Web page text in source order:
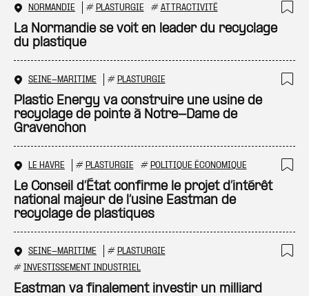
NORMANDIE # PLASTURGIE # ATTRACTIVITÉ
La Normandie se voit en leader du recyclage
du plastique
SEINE-MARITIME # PLASTURGIE
Plastic Energy va construire une usine de
recyclage de pointe à Notre-Dame de
Gravenchon
LE HAVRE # PLASTURGIE # POLITIQUE ÉCONOMIQUE
Le Conseil d’État confirme le projet d’intérêt
national majeur de l’usine Eastman de
recyclage de plastiques
SEINE-MARITIME # PLASTURGIE
# INVESTISSEMENT INDUSTRIEL
Eastman va finalement investir un milliard